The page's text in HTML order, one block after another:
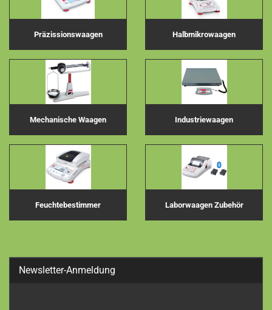
Präzissionswaagen Halbmikrowaagen
Mechanische Waagen Industriewaagen
Feuchtebestimmer Laborwaagen Zubehör
Newsletter-Anmeldung